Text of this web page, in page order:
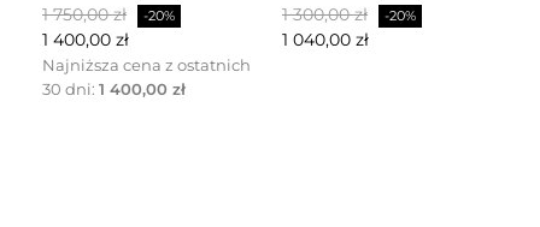
Cena
podstawowa
1 750,00 zł -20%
1 400,00 zł
Najniższa cena z ostatnich
30 dni: 1 400,00 zł
Cena
podstawowa
1 300,00 zł -20%
1 040,00 zł